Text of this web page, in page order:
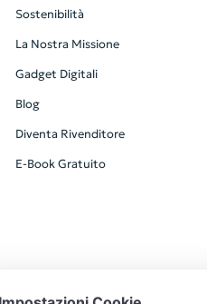
Sostenibilità
La Nostra Missione
Gadget Digitali
Blog
Diventa Rivenditore
E-Book Gratuito